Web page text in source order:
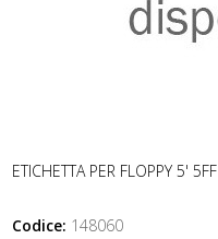
ETICHETTA PER FLOPPY 5' 5FF
Codice: 148060